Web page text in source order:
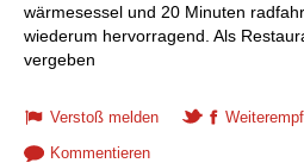
wärmesessel und 20 Minuten
wiederum hervorragend. Als
vergeben
Verstoß melden
Kommentieren